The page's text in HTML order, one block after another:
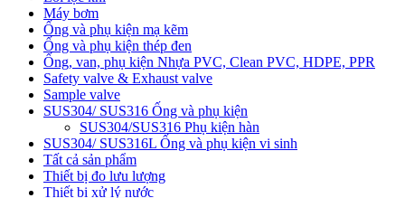
Máy bơm
Ống và phụ kiện mạ kẽm
Ống và phụ kiện thép đen
Ống, van, phụ kiện Nhựa PVC, Clean PVC, HDPE, PPR
Safety valve & Exhaust valve
Sample valve
SUS304/ SUS316 Ống và phụ kiện
SUS304/SUS316 Phụ kiện hàn
SUS304/ SUS316L Ống và phụ kiện vi sinh
Tất cả sản phẩm
Thiết bị đo lưu lượng
Thiết bị xử lý nước